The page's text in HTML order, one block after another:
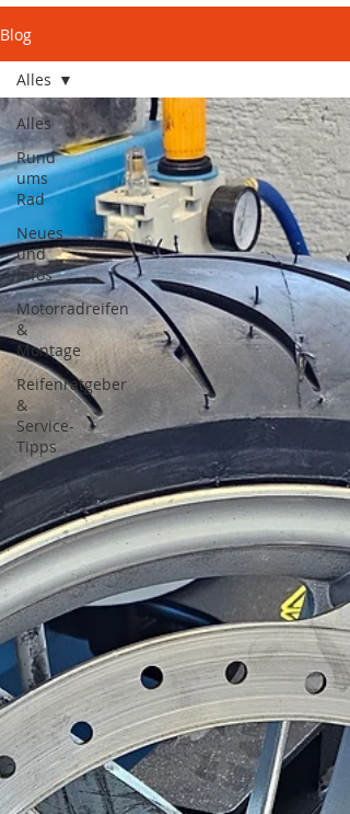
Blog
Alles
Rund
ums
Rad
Neues
und
Infos
Motorradreifen
&
Montage
Reifenratgeber
&
Service-
Tipps
Alles